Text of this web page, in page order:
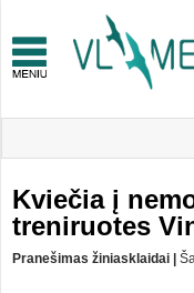
Kviečia į
treniruotes
Pranešimas žiniasklaidai |